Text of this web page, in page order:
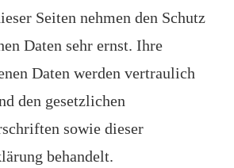
Seiten nehmen den Schutz
Daten sehr ernst. Ihre
Daten werden vertraulich
den gesetzlichen
sowie dieser
behandelt.